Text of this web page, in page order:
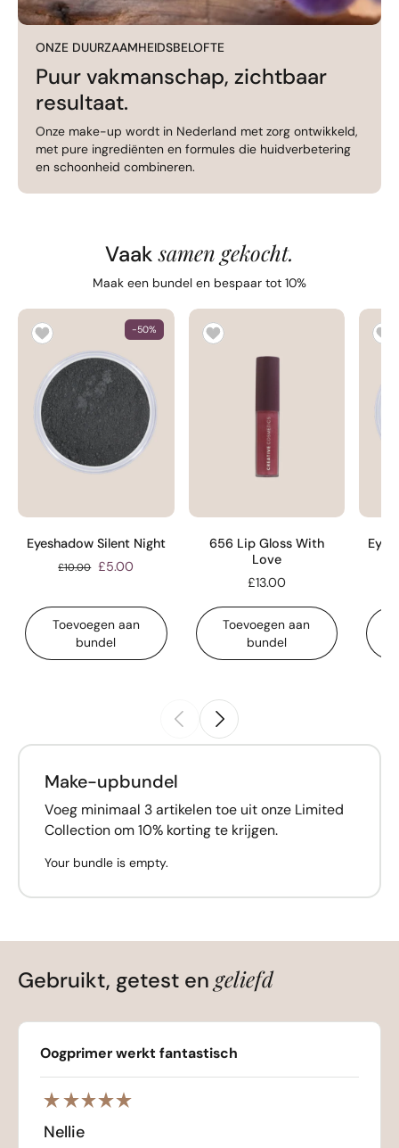
ONZE DUURZAAMHEIDSBELOFTE
Puur vakmanschap, zichtbaar
resultaat.
Onze make-up wordt in Nederland met zorg ontwikkeld,
met pure ingrediënten en formules die huidverbetering
en schoonheid combineren.
Vaaksamen gekocht.
Maak een bundel en bespaar tot 10%
-50%
Eyeshadow Silent Night
£10.00 £5.00
Toevoegen aan
bundel
656 Lip Gloss With
Love
£13.00
Toevoegen aan
bundel
Make-upbundel
Voeg minimaal 3 artikelen toe uit onze Limited
Collection om 10% korting te krijgen.
Your bundle is empty.
Gebruikt, getest engeliefd
Oogprimer werkt fantastisch
Nellie